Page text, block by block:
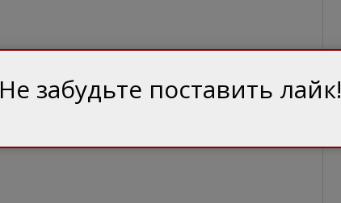
Не забудьте поставить лайк!